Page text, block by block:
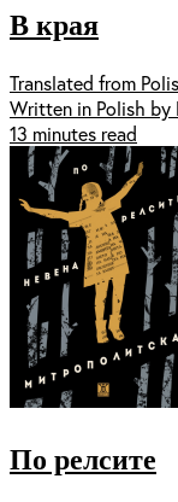
В края
Translated from
Written in Polish by
13 minutes read
По релсите